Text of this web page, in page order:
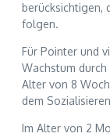
berücksichtigen,
folgen.
Für Pointer und
Wachstum
Alter von 8
dem
Im Alter von 2